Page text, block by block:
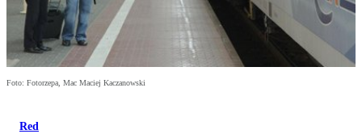
Foto: Fotorzepa, Mac Maciej Kaczanowski
Red